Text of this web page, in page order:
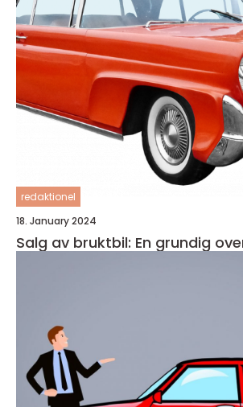
redaktionel
18. January 2024
Salg av bruktbil: En grundig